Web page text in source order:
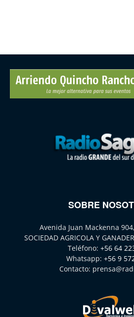
SOBRE
Avenida Juan Mackenna
SOCIEDAD AGRICOLA Y
Teléfono: +56 64
Whatsapp: +56 9
Contacto: